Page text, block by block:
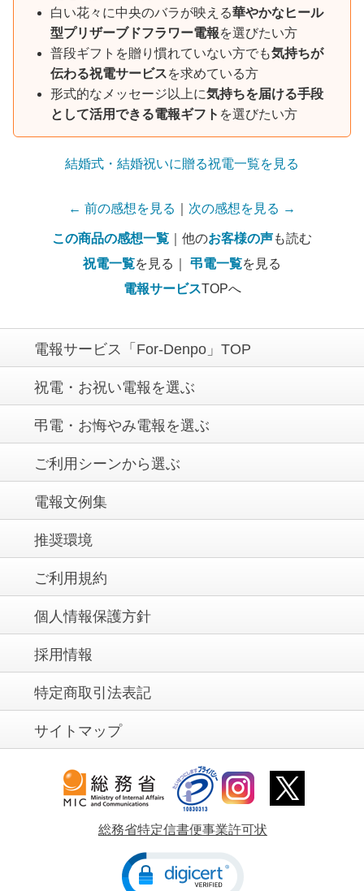
白い花々に中央のバラが映える華やかなヒール
型プリザーブドフラワー電報を選びたい方
普段ギフトを贈り慣れていない方でも気持ちが
伝わる祝電サービスを求めている方
形式的なメッセージ以上に気持ちを届ける手段
として活用できる電報ギフト を選びたい方
結婚式・結婚祝いに贈る祝電一覧を見る
← 前の感想を見る 次の感想を見る →
この商品の感想一覧 ｜他のお客様の声も読む
祝電一覧を見る｜ 弔電一覧を見る
電報サービスTOPへ
電報サービス「For-Denpo」TOP
祝電・お祝い電報を選ぶ
弔電・お悔やみ電報を選ぶ
ご利用シーンから選ぶ
電報文例集
推奨環境
ご利用規約
個人情報保護方針
採用情報
特定商取引法表記
サイトマップ
総務省特定信書便事業許可状